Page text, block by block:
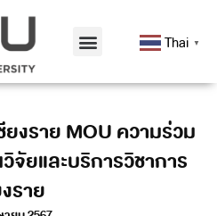
Thai ▼
งราย MOU ความร่วม
จัยและบริการวิชาการ
ราย